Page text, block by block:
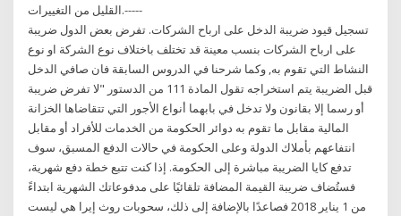
القليل من التغييرات.-----
تسجيل قيود ضريبة الدخل على ارباح الشركات. تفرض بعض الدول ضريبة
على ارباح الشركات بنسب معينة قد تختلف باختلاف نوع الشركة او نوع
النشاط التي تقوم به, وكما شرحنا في الدروس السابقة فان صافي الدخل
قبل الضريبة يتم استخراجه تقول المادة 111 من الدستور "لا تفرض ضريبة
أو رسما إلا بقانون ولا تدخل في بابهما أنواع الأجور التي تتقاضاها الخزانة
المالية مقابل ما تقوم به دوائر الحكومة من الخدمات للأفراد أو مقابل
انتفاعهم بأملاك الدولة وعلى الحكومة في حالات الدفع المسبق، سوف
تدفع كايا الضريبة مباشرة إلى الحكومة. إذا كنت تتبع خطة دفع شهرية،
فستُضاف ضريبة القيمة المضافة تلقائيًا على مدفوعاتك الشهرية ابتداءً
من 1 يناير 2018 فصاعدًا بالإضافة إلى ذلك، سحوبات روث إيرا هي ليست